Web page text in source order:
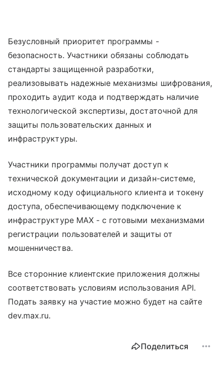
Безусловный приоритет программы -
безопасность. Участники обязаны соблюдать
стандарты защищенной разработки,
реализовывать надежные механизмы шифрования,
проходить аудит кода и подтверждать наличие
технологической экспертизы, достаточной для
защиты пользовательских данных и
инфраструктуры.
Участники программы получат доступ к
технической документации и дизайн-системе,
исходному коду официального клиента и токену
доступа, обеспечивающему подключение к
инфраструктуре MAX - с готовыми механизмами
регистрации пользователей и защиты от
мошенничества.
Все сторонние клиентские приложения должны
соответствовать условиям использования API.
Подать заявку на участие можно будет на сайте
dev.max.ru.
Поделиться